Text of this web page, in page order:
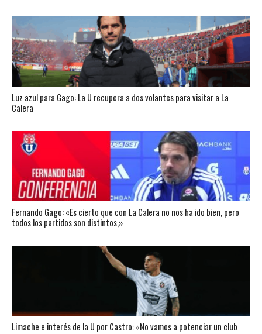
Luz azul para Gago: La U recupera a dos volantes para visitar a La
Calera
Fernando Gago: «Es cierto que con La Calera no nos ha ido bien, pero
todos los partidos son distintos,»
Limache e interés de la U por Castro: «No vamos a potenciar un club